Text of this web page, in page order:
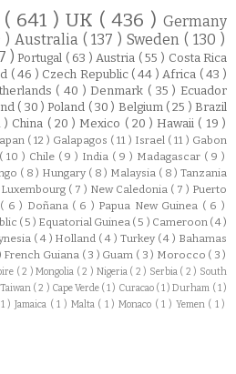
( 641 )UK ( 436 )Germany
) Australia ( 137 )Sweden( 130 )
)Portugal ( 63 ) Austria ( 55 ) Costa Rica
( 46 ) Czech Republic ( 44 ) Africa ( 43 )
( 40 )Denmark ( 35 ) Ecuador
( 30 )Poland ( 30 ) Belgium ( 25 )Brazil
) China ( 20 ) Mexico ( 20 )Hawaii ( 19 )
( 12 ) Galapagos ( 11 ) Israel ( 11 ) Gabon
( 10 ) Chile ( 9 ) India ( 9 ) Madagascar ( 9 )
( 8 ) Hungary ( 8 ) Malaysia ( 8 ) Tanzania
Luxembourg ( 7 ) New Caledonia ( 7 ) Puerto
( 6 ) Doñana ( 6 ) Papua New Guinea ( 6 )
( 5 ) Equatorial Guinea ( 5 ) Cameroon ( 4 )
( 4 ) Holland ( 4 ) Turkey ( 4 ) Bahamas
French Guiana ( 3 ) Guam ( 3 ) Morocco ( 3 )
( 2 )Mongolia ( 2 ) Nigeria ( 2 ) Serbia ( 2 ) South
Taiwan ( 2 ) Cape Verde ( 1 ) Curacao ( 1 )Durham ( 1 )
)Jamaica ( 1 ) Malta ( 1 )Monaco ( 1 ) Yemen ( 1 )